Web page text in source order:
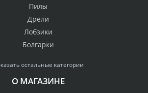
Пилы
Дрели
Лобзики
Болгарки
остальные категории
О МАГАЗИНЕ